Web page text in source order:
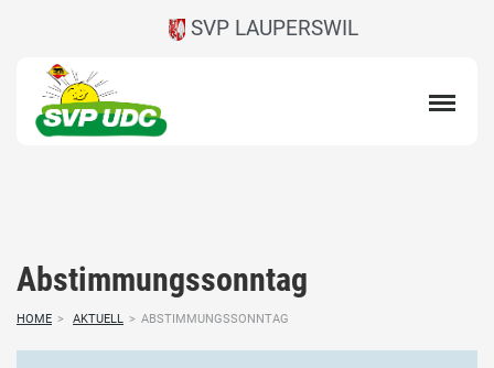
SVP LAUPERSWIL
Abstimmungssonntag
HOME > AKTUELL > ABSTIMMUNGSSONNTAG